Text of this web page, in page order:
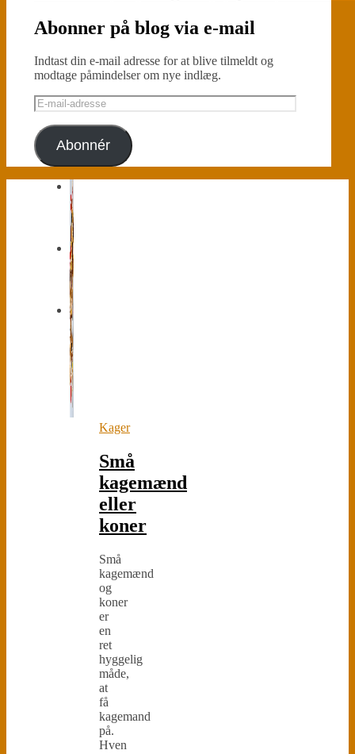
Abonner på blog via e-mail
Indtast din e-mail adresse for at blive tilmeldt og
modtage påmindelser om nye indlæg.
E-
mail-
adresse
Abonnér
Kager
Små
kagemænd
eller
koner
Små
kagemænd
og
koner
er
en
ret
hyggelig
måde,
at
få
kagemand
på.
Hven